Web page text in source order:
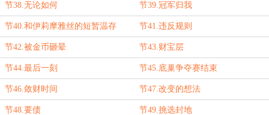
节38.无论如何 节39.冠军归我
节40.和伊莉摩雅丝的短暂温存 节41.违反规则
节42.被金币砸晕 节43.财宝层
节44.最后一刻 节45.底巢争夺赛结束
节46.敛财时间 节47.改变的想法
节48.要债 节49.挑选封地